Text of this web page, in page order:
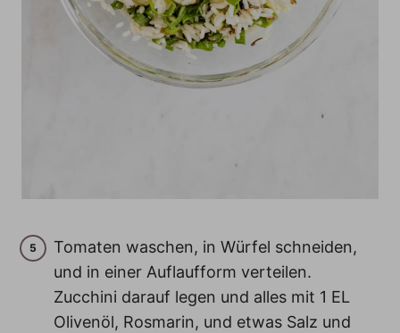
Tomaten waschen, in Würfel schneiden,
und in einer Auflaufform verteilen.
Zucchini darauf legen und alles mit 1 EL
Olivenöl, Rosmarin, und etwas Salz und